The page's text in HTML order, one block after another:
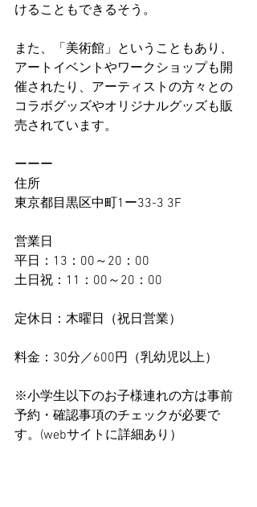
けることもできるそう。
また、「美術館」ということもあり、
アートイベントやワークショップも開
催されたり、アーティストの方々との
コラボグッズやオリジナルグッズも販
売されています。
ーーー
住所
東京都目黒区中町1ー33-3 3F
営業日
平日：13：00～20：00
土日祝：11：00～20：00
定休日：木曜日（祝日営業）
料金：30分／600円（乳幼児以上）
※小学生以下のお子様連れの方は事前
予約・確認事項のチェックが必要で
す。(webサイトに詳細あり）